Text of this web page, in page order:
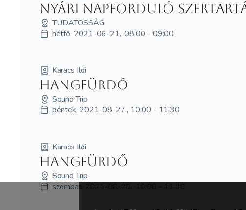
Nyári napforduló
TUDATOSSÁG
hétfő, 2021-06-21., 08:00 - 09:00
Karacs Ildi
Hangfürdő
Sound Trip
péntek, 2021-08-27., 10:00 - 11:30
Karacs Ildi
Hangfürdő
Sound Trip
szombat, 2021-08-28., 10:00 - 11:30